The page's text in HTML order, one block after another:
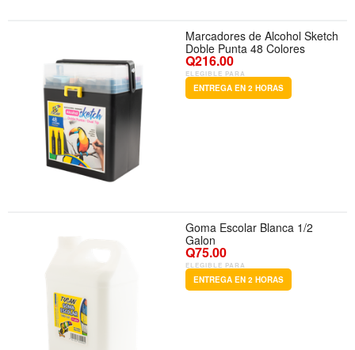
Marcadores de Alcohol Sketch
Doble Punta 48 Colores
Q216.00
ELEGIBLE PARA
ENTREGA EN 2 HORAS
Goma Escolar Blanca 1/2
Galon
Q75.00
ELEGIBLE PARA
ENTREGA EN 2 HORAS